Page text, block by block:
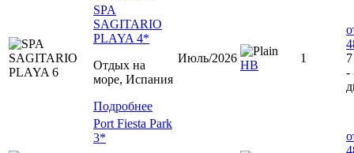
SPA
SAGITARIO
PLAYA 4*
Отдых на
море, Испания
Подробнее
Июль/2026
НВ
1
-
Port Fiesta Park
3*